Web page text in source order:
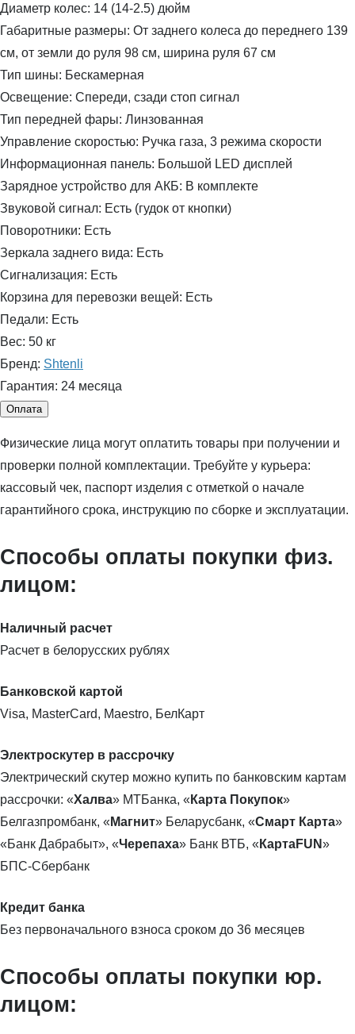
Диаметр колес: 14 (14-2.5) дюйм
Габаритные размеры: От заднего колеса до переднего 139
см, от земли до руля 98 см, ширина руля 67 см
Тип шины: Бескамерная
Освещение: Спереди, сзади стоп сигнал
Тип передней фары: Линзованная
Управление скоростью: Ручка газа, 3 режима скорости
Информационная панель: Большой LED дисплей
Зарядное устройство для АКБ: В комплекте
Звуковой сигнал: Есть (гудок от кнопки)
Поворотники: Есть
Зеркала заднего вида: Есть
Сигнализация: Есть
Корзина для перевозки вещей: Есть
Педали: Есть
Вес: 50 кг
Бренд: Shtenli
Гарантия: 24 месяца
Оплата
Физические лица могут оплатить товары при получении и
проверки полной комплектации. Требуйте у курьера:
кассовый чек, паспорт изделия с отметкой о начале
гарантийного срока, инструкцию по сборке и эксплуатации.
Способы оплаты покупки физ.
лицом:
Наличный расчет
Расчет в белорусских рублях
Банковской картой
Visa, MasterCard, Maestro, БелКарт
Электроскутер в рассрочку
Электрический скутер можно купить по банковским картам
рассрочки: «Халва» МТБанка, « Карта Покупок»
Белгазпромбанк, « Магнит» Беларусбанк, «Смарт Карта»
«Банк Дабрабыт», «Черепаха» Банк ВТБ, « КартаFUN»
БПС-Сбербанк
Кредит банка
Без первоначального взноса сроком до 36 месяцев
Способы оплаты покупки юр.
лицом: